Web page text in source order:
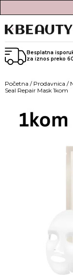
Besplatna
za iznos preko
Početna / Prodavnica /
Seal Repair Mask 1kom